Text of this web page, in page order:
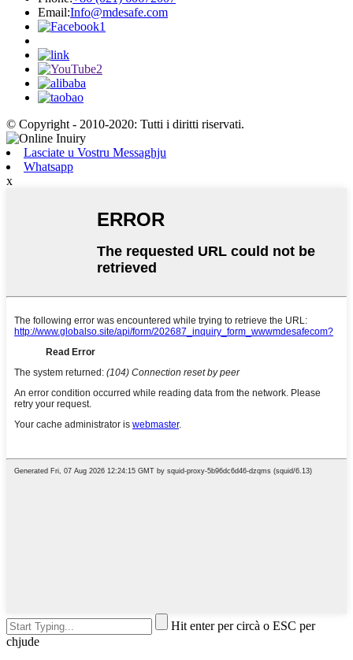
Email:Info@mdesafe.com
© Copyright - 2010-2020: Tutti i diritti riservati.
Lasciate u Vostru Messaghju
Whatsapp
x
Hit enter per circà o ESC per
chjude